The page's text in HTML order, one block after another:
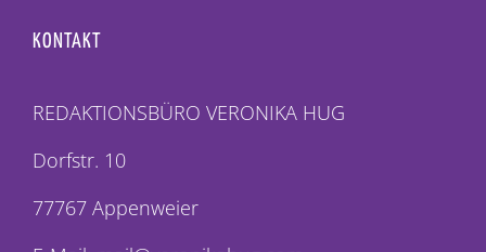
KONTAKT
REDAKTIONSBÜRO VERONIKA HUG
Dorfstr. 10
77767 Appenweier